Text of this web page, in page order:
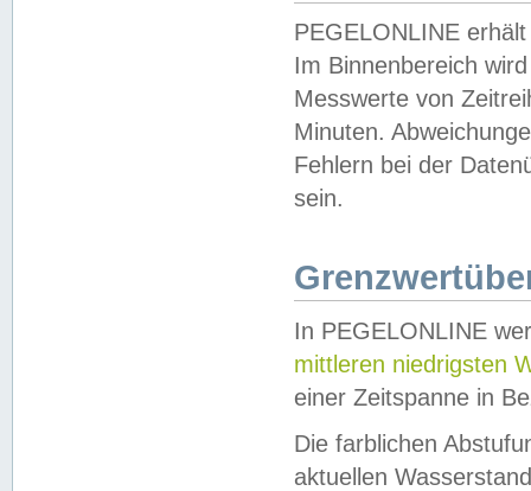
PEGELONLINE
Im Binnenbereich
Messwerte von
Minuten.
Fehlern bei der
sein.
In PEGELONLINE
mittleren niedrigsten
einer Zeitspanne in
Die farblichen
aktuellen